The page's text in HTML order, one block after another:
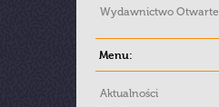
Wydawnictwo Otwarte
Menu:
Aktualności